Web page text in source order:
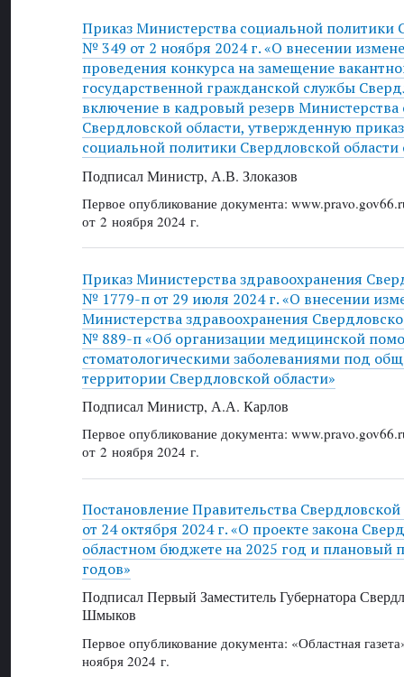
Приказ Министерства социальной политики
№ 349 от 2 ноября 2024 г. «О внесении
проведения конкурса на замещение
государственной гражданской службы
включение в кадровый резерв
Свердловской области, утвержденную
социальной политики Свердловской
Подписал Министр, А.В. Злоказов
Первое опубликование документа:
от 2 ноября 2024 г.
Приказ Министерства здравоохранения
№ 1779-п от 29 июля 2024 г. «О внесении
Министерства здравоохранения
№ 889-п «Об организации медицинской
стоматологическими заболеваниями под
территории Свердловской области»
Подписал Министр, А.А. Карлов
Первое опубликование документа:
от 2 ноября 2024 г.
Постановление Правительства
от 24 октября 2024 г. «О проекте закона
областном бюджете на 2025 год и плановый
годов»
Подписал Первый Заместитель Губернатора
Шмыков
Первое опубликование документа: «Областная
ноября 2024 г.